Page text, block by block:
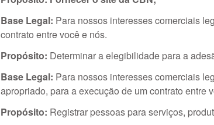
Base Legal: Para nossos interesses comerciais
contrato entre você e nós.
Propósito: Determinar a elegibilidade para a
Base Legal: Para nossos interesses comerciais
apropriado, para a execução de um contrato entre
Propósito: Registrar pessoas para serviços,